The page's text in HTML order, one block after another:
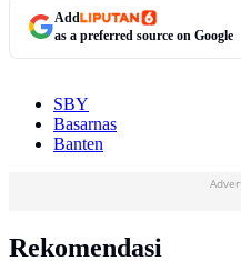
Add
as a preferred source on Google
SBY
Basarnas
Banten
Rekomendasi